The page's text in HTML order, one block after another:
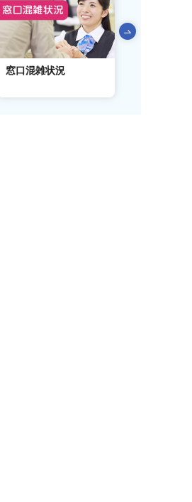
前のスライドを表示
窓口混雑状況